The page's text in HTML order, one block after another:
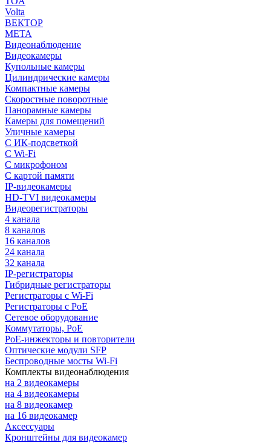
Volta
ВЕКТОР
МЕТА
Видеонаблюдение
Видеокамеры
Купольные камеры
Цилиндрические камеры
Компактные камеры
Скоростные поворотные
Панорамные камеры
Камеры для помещений
Уличные камеры
С ИК-подсветкой
С Wi-Fi
С микрофоном
С картой памяти
IP-видеокамеры
HD-TVI видеокамеры
Видеорегистраторы
4 канала
8 каналов
16 каналов
24 канала
32 канала
IP-регистраторы
Гибридные регистраторы
Регистраторы с Wi-Fi
Регистраторы с PoE
Сетевое оборудование
Коммутаторы, PoE
PoE-инжекторы и повторители
Оптические модули SFP
Беспроводные мосты Wi-Fi
Комплекты видеонаблюдения
на 2 видеокамеры
на 4 видеокамеры
на 8 видеокамер
на 16 видеокамер
Аксессуары
Кронштейны для видеокамер